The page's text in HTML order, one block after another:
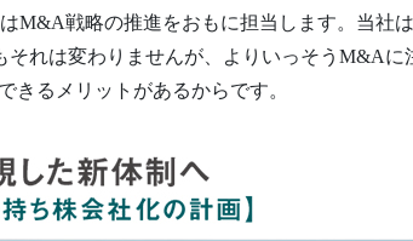
M&A戦略の推進をおもに担当します。当社
れは変わりませんが、よりいっそうM&A
きるメリットがあるからです。